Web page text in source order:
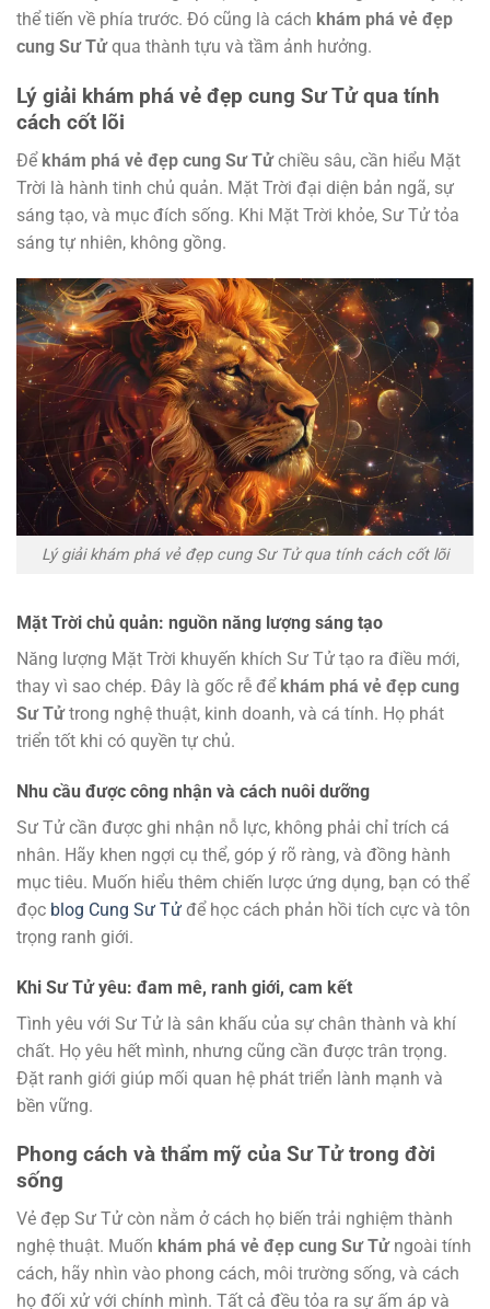
thể tiến về phía trước. Đó cũng là cách khám phá vẻ đẹp
cung Sư Tửqua thành tựu và tầm ảnh hưởng.
Lý giải khám phá vẻ đẹp cung Sư Tử qua tính
cách cốt lõi
Để khám phá vẻ đẹp cung Sư Tửchiều sâu, cần hiểu Mặt
Trời là hành tinh chủ quản. Mặt Trời đại diện bản ngã, sự
sáng tạo, và mục đích sống. Khi Mặt Trời khỏe, Sư Tử tỏa
sáng tự nhiên, không gồng.
Lý giải khám phá vẻ đẹp cung Sư Tử qua tính cách cốt lõi
Mặt Trời chủ quản: nguồn năng lượng sáng tạo
Năng lượng Mặt Trời khuyến khích Sư Tử tạo ra điều mới,
thay vì sao chép. Đây là gốc rễ để khám phá vẻ đẹp cung
Sư Tửtrong nghệ thuật, kinh doanh, và cá tính. Họ phát
triển tốt khi có quyền tự chủ.
Nhu cầu được công nhận và cách nuôi dưỡng
Sư Tử cần được ghi nhận nỗ lực, không phải chỉ trích cá
nhân. Hãy khen ngợi cụ thể, góp ý rõ ràng, và đồng hành
mục tiêu. Muốn hiểu thêm chiến lược ứng dụng, bạn có thể
đọc blog Cung Sư Tử để học cách phản hồi tích cực và tôn
trọng ranh giới.
Khi Sư Tử yêu: đam mê, ranh giới, cam kết
Tình yêu với Sư Tử là sân khấu của sự chân thành và khí
chất. Họ yêu hết mình, nhưng cũng cần được trân trọng.
Đặt ranh giới giúp mối quan hệ phát triển lành mạnh và
bền vững.
Phong cách và thẩm mỹ của Sư Tử trong đời
sống
Vẻ đẹp Sư Tử còn nằm ở cách họ biến trải nghiệm thành
nghệ thuật. Muốn khám phá vẻ đẹp cung Sư Tửngoài tính
cách, hãy nhìn vào phong cách, môi trường sống, và cách
họ đối xử với chính mình. Tất cả đều tỏa ra sự ấm áp và